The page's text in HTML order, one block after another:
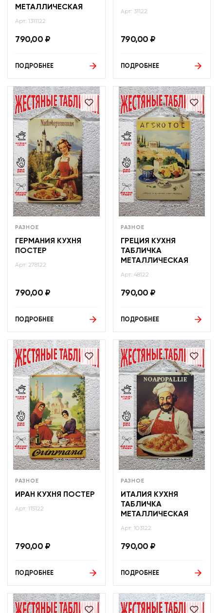
МЕТАЛЛИЧЕСКАЯ
Арт: 1311122
790,00 ₽
ПОДРОБНЕЕ
Арт: 31122
790,00 ₽
ПОДРОБНЕЕ
РАЗНОЕ
ГЕРМАНИЯ КУХНЯ
ПОСТЕР
Арт: 278122
790,00 ₽
ПОДРОБНЕЕ
РАЗНОЕ
ГРЕЦИЯ КУХНЯ
ТАБЛИЧКА
МЕТАЛЛИЧЕСКАЯ
Арт: 48122
790,00 ₽
ПОДРОБНЕЕ
РАЗНОЕ
ИРАН КУХНЯ ПОСТЕР
Арт: 115122
790,00 ₽
ПОДРОБНЕЕ
РАЗНОЕ
ИТАЛИЯ КУХНЯ
ТАБЛИЧКА
МЕТАЛЛИЧЕСКАЯ
Арт: 103122
790,00 ₽
ПОДРОБНЕЕ